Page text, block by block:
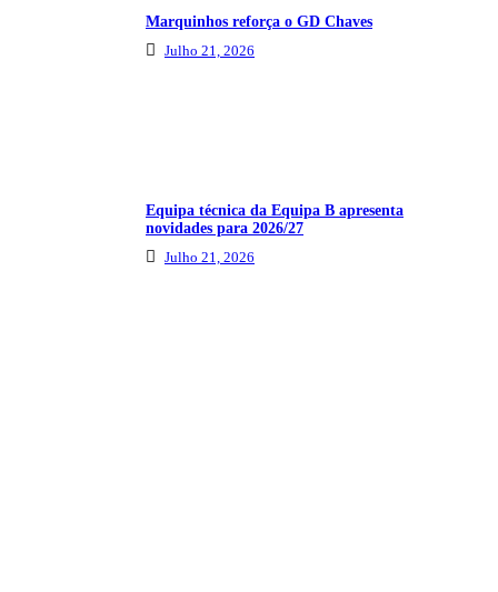
Marquinhos reforça o GD Chaves
Julho 21, 2026
Equipa técnica da Equipa B apresenta
novidades para 2026/27
Julho 21, 2026